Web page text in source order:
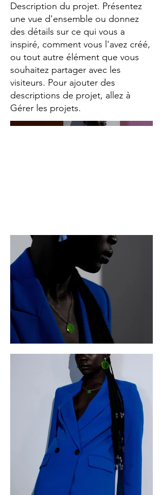
Description du projet. Présentez
une vue d'ensemble ou donnez
des détails sur ce qui vous a
inspiré, comment vous l'avez créé,
ou tout autre élément que vous
souhaitez partager avec les
visiteurs. Pour ajouter des
descriptions de projet, allez à
Gérer les projets.